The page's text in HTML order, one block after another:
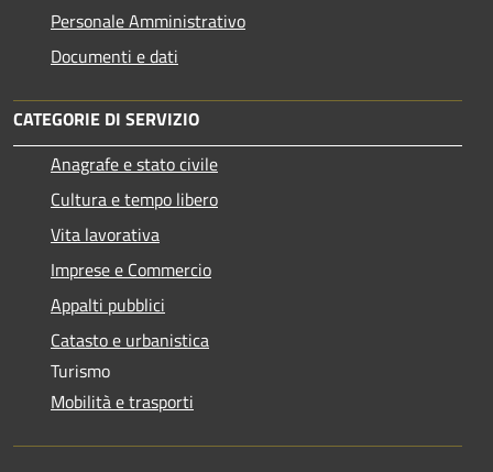
Personale Amministrativo
Documenti e dati
CATEGORIE DI SERVIZIO
Anagrafe e stato civile
Cultura e tempo libero
Vita lavorativa
Imprese e Commercio
Appalti pubblici
Catasto e urbanistica
Turismo
Mobilità e trasporti